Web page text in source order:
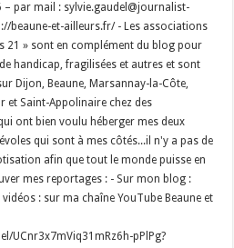
par mail : sylvie.gaudel@journalist-
beaune-et-ailleurs.fr/ - Les associations
21 » sont en complément du blog pour
handicap, fragilisées et autres et sont
Dijon, Beaune, Marsannay-la-Côte,
et Saint-Appolinaire chez des
ont bien voulu héberger mes deux
qui sont à mes côtés...il n'y a pas de
afin que tout le monde puisse en
mes reportages : - Sur mon blog :
: sur ma chaîne YouTube Beaune et
UCnr3x7mViq31mRz6h-pPlPg?